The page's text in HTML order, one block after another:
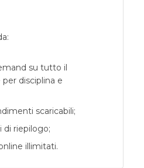
su tutto il
disciplina e
scaricabili;
di riepilogo;
illimitati.